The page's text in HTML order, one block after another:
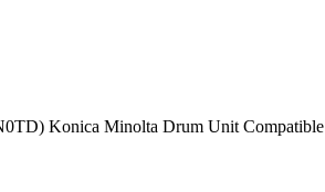
Konica Minolta Drum Unit Compatible